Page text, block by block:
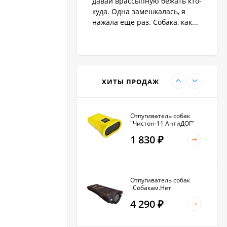
куда. Одна замешкалась, я
нажала еще раз. Собака, как...
ХИТЫ ПРОДАЖ
1 890₽
Отпугиватель собак
"Чистон-11 АнтиДОГ"
1 830 ₽
Отпугиватель собак
"Собакам.Нет
4 290 ₽